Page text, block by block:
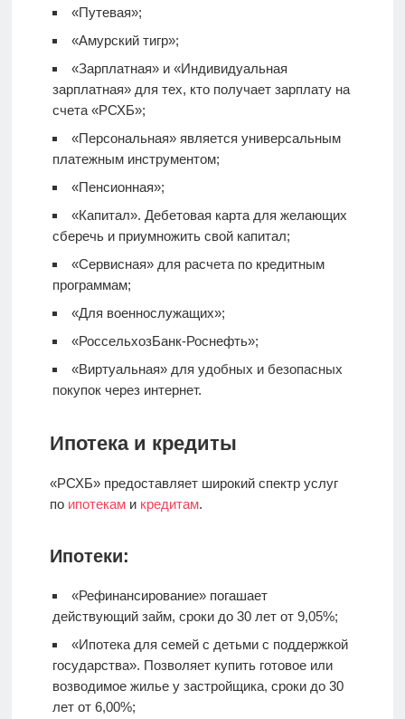
«Путевая»;
«Амурский тигр»;
«Зарплатная» и «Индивидуальная
зарплатная» для тех, кто получает зарплату на
счета «РСХБ»;
«Персональная» является универсальным
платежным инструментом;
«Пенсионная»;
«Капитал». Дебетовая картадля желающих
сберечь и приумножить свой капитал;
«Сервисная» для расчета по кредитным
программам;
«Для военнослужащих»;
«РоссельхозБанк-Роснефть»;
«Виртуальная» для удобных и безопасных
покупок через интернет.
Ипотека и кредиты
«РСХБ» предоставляет широкий спектр услуг
по ипотеками кредитам.
Ипотеки:
«Рефинансирование» погашает
действующий займ, сроки до 30 лет от 9,05%;
«Ипотека для семей с детьми с поддержкой
государства». Позволяет купить готовое или
возводимое жилье у застройщика, сроки до 30
лет от 6,00%;